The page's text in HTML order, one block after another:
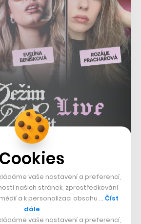
konstrukci nedá dopustit,
Cookies
vaše nastavení a preferencí,
našich stránek, zprostředkování
a k personalizaci obsahu … Číst
dále
vaše nastavení a preferencí,